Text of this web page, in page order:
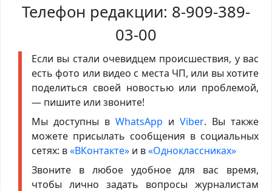
Телефон редакции: 8-909-389-
03-00
Если вы стали очевидцем происшествия, у вас
есть фото или видео с места ЧП, или вы хотите
поделиться своей новостью или проблемой,
— пишите или звоните!
Мы доступны в WhatsApp иViber. Вы также
можете присылать сообщения в социальных
сетях: в«ВКонтакте»и в«Одноклассниках»
Звоните в любое удобное для вас время,
чтобы лично задать вопросы журналистам